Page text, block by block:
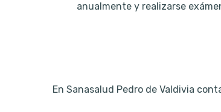
anualmente y realizarse
En Sanasalud Pedro de Valdivia